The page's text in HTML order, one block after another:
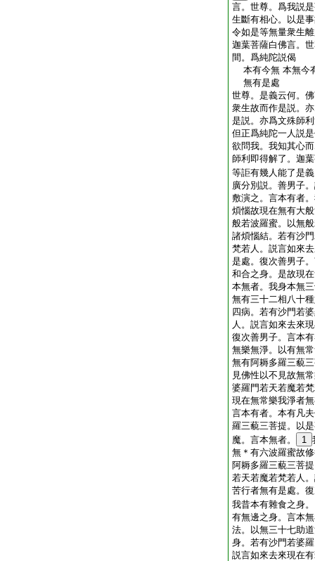
言。世尊。爲我説
生斷有相心。以是
令如是等無量衆生
迦葉菩薩白佛言。
間。爲純陀説偈
本有今無 本無今
無有是處
世尊。是義云何。
衆生故而作是説。
是説。亦爲文殊師
但正爲純陀一人説
欲問我。我知其心
師利即得解了。迦
等詎有幾人能了是
廣分別説。善男子
敷演之。言本有者
煩惱故現在無有大
般若波羅蜜。以無
諸煩惱結。若有沙
梵若人。説言如來
是處。復次善男子
和合之身。是故現
本無者。我身本無
無有三十二相八十
四病。若有沙門若
人。説言如來去來
復次善男子。言本
無樂無淨。以有無
無有阿耨多羅三藐
見佛性以不見故無
婆羅門若天若魔若
現在無常樂我淨者
言本有者。本有凡
羅三藐三菩提。以
魔。言本無者。
1
無＊有六波羅蜜故
阿耨多羅三藐三菩
若天若魔若梵若人
苦行者無有是處。
我昔本有雜食之身
有無邊之身。言本
法。以無三十七助
身。若有沙門若婆
説言如來去來現在